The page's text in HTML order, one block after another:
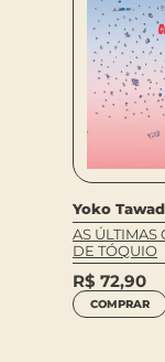
Yoko
AS ÚLTIMAS
DE TÓQUIO
R$ 72,90
COMPRAR